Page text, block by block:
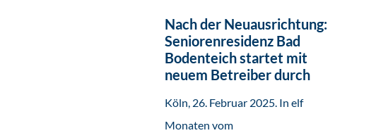
Nach der Neuausrichtung:
Seniorenresidenz Bad
Bodenteich startet mit
neuem Betreiber durch
Köln, 26. Februar 2025. In elf
Monaten vom